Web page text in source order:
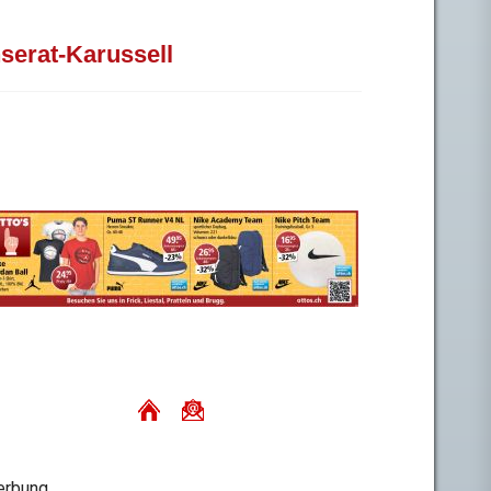
Karussell